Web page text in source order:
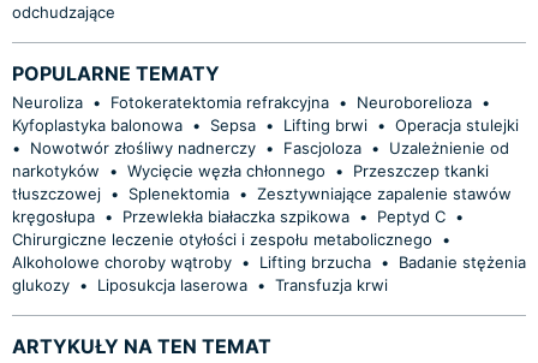
odchudzające
POPULARNE TEMATY
Neuroliza • Fotokeratektomia refrakcyjna • Neuroborelioza •
Kyfoplastyka balonowa • Sepsa • Lifting brwi • Operacja stulejki
•
Nowotwór złośliwy nadnerczy • Fascjoloza •
Uzależnienie od
narkotyków
• Wycięcie węzła chłonnego •
Przeszczep tkanki
tłuszczowej • Splenektomia • Zesztywniające zapalenie stawów
kręgosłupa • Przewlekła białaczka szpikowa • Peptyd C •
Chirurgiczne leczenie otyłości i zespołu metabolicznego
•
Alkoholowe choroby wątroby • Lifting brzucha •
Badanie stężenia
glukozy • Liposukcja laserowa • Transfuzja krwi
ARTYKUŁY NA TEN TEMAT